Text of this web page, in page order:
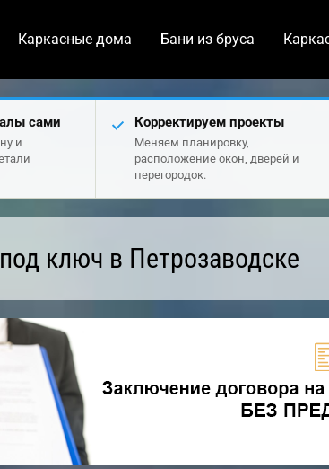
Каркасные дома Бани из бруса
сами
и
Корректируем проекты
Меняем планировку,
расположение окон, дверей и
перегородок.
ключ в Петрозаводске